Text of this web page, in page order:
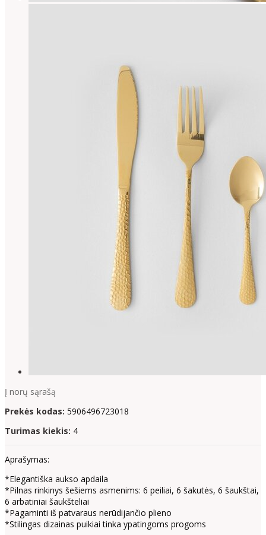
Į norų sąrašą
Prekės kodas: 5906496723018
Turimas kiekis: 4
Aprašymas:
*Elegantiška aukso apdaila
*Pilnas rinkinys šešiems asmenims: 6 peiliai, 6 šakutės, 6 šaukštai,
6 arbatiniai šaukšteliai
*Pagaminti iš patvaraus nerūdijančio plieno
*Stilingas dizainas puikiai tinka ypatingoms progoms